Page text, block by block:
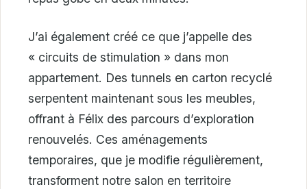
J’ai également créé ce que j’appelle des
« circuits de stimulation » dans mon
appartement. Des tunnels en carton recyclé
serpentent maintenant sous les meubles,
offrant à Félix des parcours d’exploration
renouvelés. Ces aménagements
temporaires, que je modifie régulièrement,
transforment notre salon en territoire